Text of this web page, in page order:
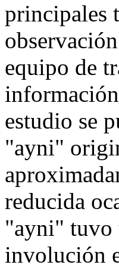
principales
equipo de
estudio se
"ayni"
reducida
"ayni" tuvo
involución